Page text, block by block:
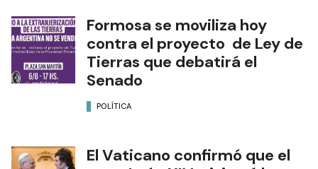
Formosa se moviliza hoy
contra el proyecto de Ley de
Tierras que debatirá el
Senado
POLÍTICA
El Vaticano confirmó que el